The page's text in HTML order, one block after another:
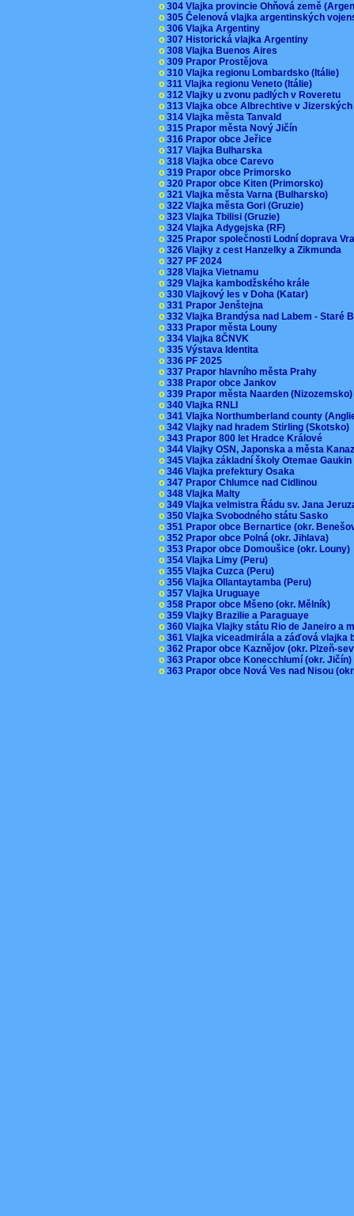
o 304 Vlajka provincie Ohňová země
o 305 Čelenová vlajka argentinských
o 306 Vlajka Argentiny
o 307 Historická vlajka Argentiny
o 308 Vlajka Buenos Aires
o 309 Prapor Prostějova
o 310 Vlajka regionu Lombardsko (Itálie)
o 311 Vlajka regionu Veneto (Itálie)
o 312 Vlajky u zvonu padlých v Roveretu
o 313 Vlajka obce Albrechtive v
o 314 Vlajka města Tanvald
o 315 Prapor města Nový Jičín
o 316 Prapor obce Jeřice
o 317 Vlajka Bulharska
o 318 Vlajka obce Carevo
o 319 Prapor obce Primorsko
o 320 Prapor obce Kiten (Primorsko)
o 321 Vlajka města Varna (Bulharsko)
o 322 Vlajka města Gori (Gruzie)
o 323 Vlajka Tbilisi (Gruzie)
o 324 Vlajka Adygejska (RF)
o 325 Prapor společnosti Lodní doprava
o 326 Vlajky z cest Hanzelky a Zikmunda
o 327 PF 2024
o 328 Vlajka Vietnamu
o 329 Vlajka kambodžského krále
o 330 Vlajkový les v Doha (Katar)
o 331 Prapor Jenštejna
o 332 Vlajka Brandýsa nad Labem - Staré
o 333 Prapor města Louny
o 334 Vlajka 8ČNVK
o 335 Výstava Identita
o 336 PF 2025
o 337 Prapor hlavního města Prahy
o 338 Prapor obce Jankov
o 339 Prapor města Naarden
o 340 Vlajka RNLI
o 341 Vlajka Northumberland county
o 342 Vlajky nad hradem Stirling (Skotsko)
o 343 Prapor 800 let Hradce Králové
o 344 Vlajky OSN, Japonska a města
o 345 Vlajka základní školy Otemae
o 346 Vlajka prefektury Osaka
o 347 Prapor Chlumce nad Cidlinou
o 348 Vlajka Malty
o 349 Vlajka velmistra Řádu sv. Jana
o 350 Vlajka Svobodného státu Sasko
o 351 Prapor obce Bernartice (okr.
o 352 Prapor obce Polná (okr. Jihlava)
o 353 Prapor obce Domoušice (okr. Louny)
o 354 Vlajka Limy (Peru)
o 355 Vlajka Cuzca (Peru)
o 356 Vlajka Ollantaytamba (Peru)
o 357 Vlajka Uruguaye
o 358 Prapor obce Mšeno (okr. Mělník)
o 359 Vlajky Brazilie a Paraguaye
o 360 Vlajka Vlajky státu Rio de Janeiro a
o 361 Vlajka viceadmirála a záďová
o 362 Prapor obce Kaznějov (okr. Plzeň-
o 363 Prapor obce Konecchlumí (okr.
o 363 Prapor obce Nová Ves nad Nisou